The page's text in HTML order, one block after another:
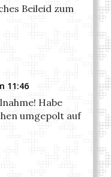
Beileid zum
11:46
Habe
umgepolt auf